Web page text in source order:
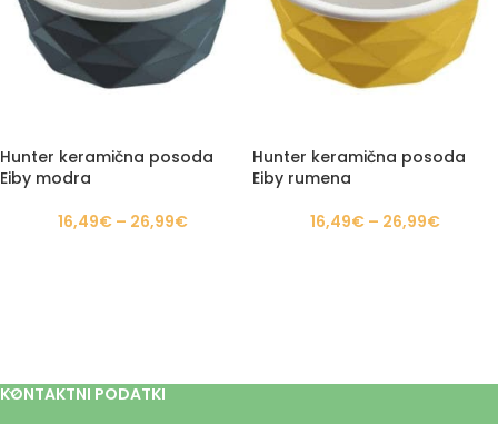
Hunter keramična posoda
Eiby modra
16,49€ – 26,99€
Hunter keramična posoda
Eiby rumena
16,49€ – 26,99€
KONTAKTNI PODATKI